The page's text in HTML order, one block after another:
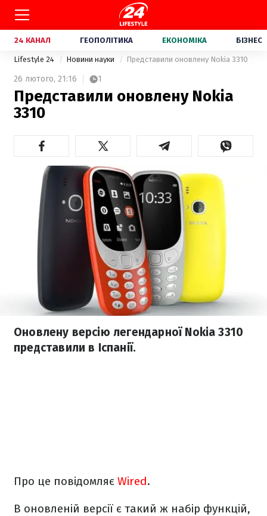
24 КАНАЛ ГЕОПОЛІТИКА ЕКОНОМІКА БІЗНЕС
Lifestyle 24 Новини науки Представили оновлену Nokia 3310
26 лютого, 21:16 1
Представили оновлену Nokia
3310
Оновлену версію легендарної Nokia 3310
представили в Іспанії.
Про це повідомляє Wired.
В оновленій версії є такий ж набір функцій,